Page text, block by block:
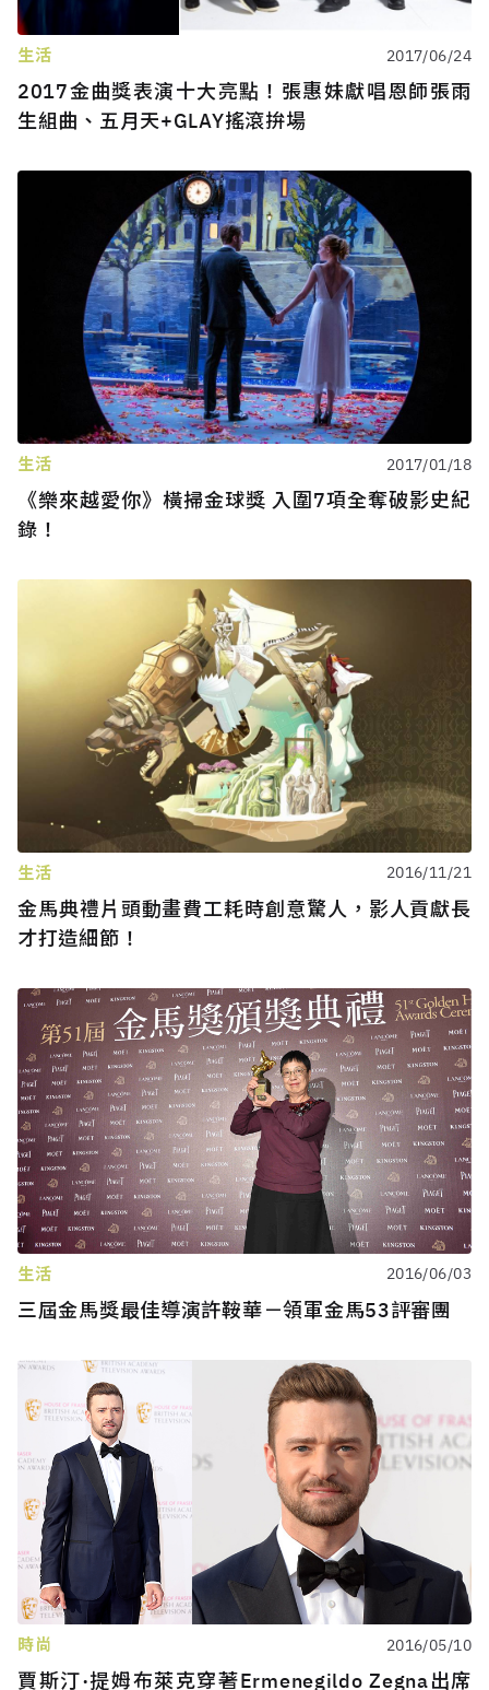
生活 2017/06/24
2017金曲獎表演十大亮點！張惠妹獻唱恩師張雨
生組曲、五月天+GLAY搖滾拚場
生活 2017/01/18
《樂來越愛你》橫掃金球獎 入圍7項全奪破影史紀
錄！
生活 2016/11/21
金馬典禮片頭動畫費工耗時創意驚人，影人貢獻長
才打造細節！
生活 2016/06/03
三屆金馬獎最佳導演許鞍華－領軍金馬53評審團
時尚 2016/05/10
賈斯汀·提姆布萊克穿著Ermenegildo Zegna出席